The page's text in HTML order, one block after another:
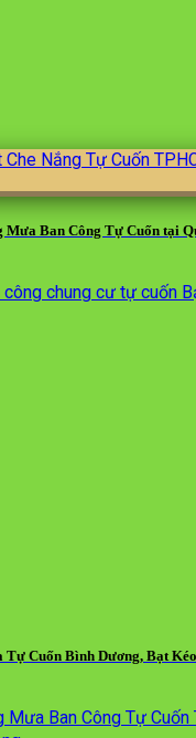
Mưa Ban Công Tự Cuốn tại
chung cư tự cuốn
Tự Cuốn Bình Dương, Bạt
Ban Công Tự Cuốn